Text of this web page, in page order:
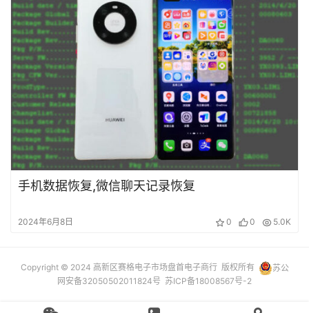
手机数据恢复,微信聊天记录恢复
2024年6月8日 0 0 5.0K
Copyright © 2024 高新区赛格电子市场盘首电子商行 版权所有
苏公
网安备32050502011824号 苏ICP备18008567号-2